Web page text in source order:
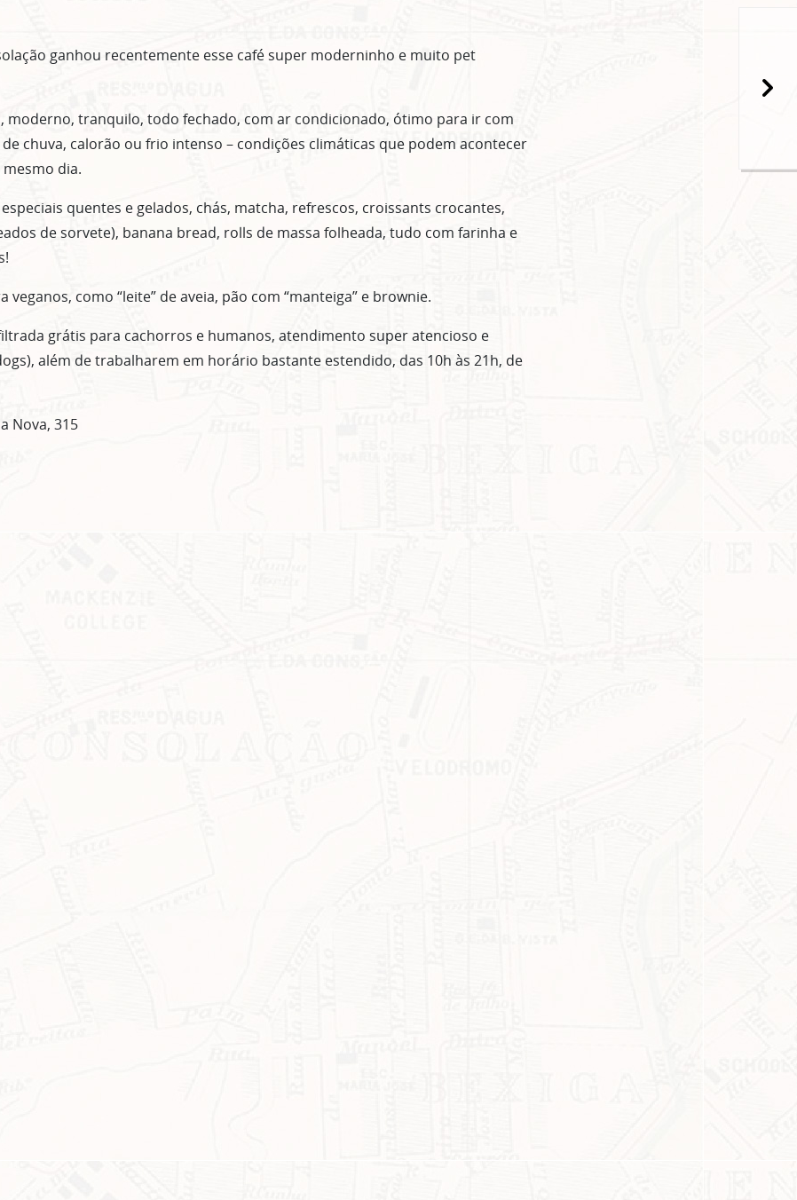
ganhou recentemente esse café super moderninho e muito pet
moderno, tranquilo, todo fechado, com ar condicionado, ótimo para ir com
chuva, calorão ou frio intenso – condições climáticas que podem acontecer
dia.
quentes e gelados, chás, matcha, refrescos, croissants crocantes,
de sorvete), banana bread, rolls de massa folheada, tudo com farinha e
veganos, como “leite” de aveia, pão com “manteiga” e brownie.
grátis para cachorros e humanos, atendimento super atencioso e
além de trabalharem em horário bastante estendido, das 10h às 21h, de
Nova, 315
CLIQUE AQUI